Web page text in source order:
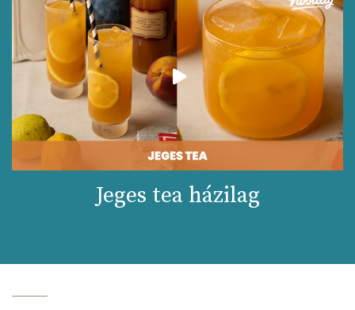
Jeges tea házilag